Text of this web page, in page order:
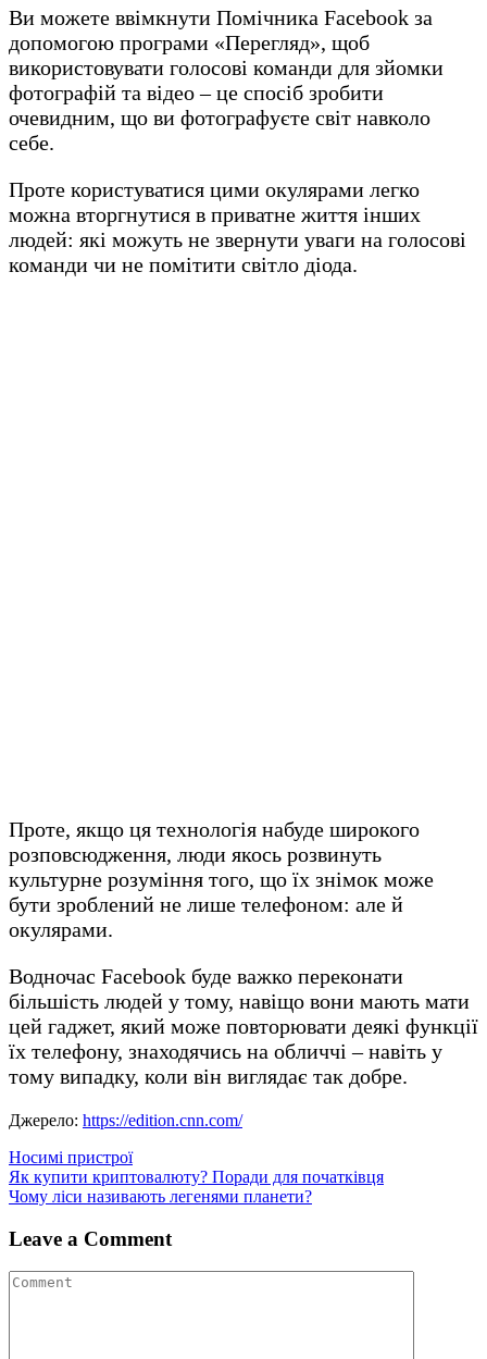
Ви можете ввімкнути Помічника Facebook за
допомогою програми «Перегляд», щоб
використовувати голосові команди для зйомки
фотографій та відео – це спосіб зробити
очевидним, що ви фотографуєте світ навколо
себе.
Проте користуватися цими окулярами легко
можна вторгнутися в приватне життя інших
людей: які можуть не звернути уваги на голосові
команди чи не помітити світло діода.
Проте, якщо ця технологія набуде широкого
розповсюдження, люди якось розвинуть
культурне розуміння того, що їх знімок може
бути зроблений не лише телефоном: але й
окулярами.
Водночас Facebook буде важко переконати
більшість людей у ​​тому, навіщо вони мають мати
цей гаджет, який може повторювати деякі функції
їх телефону, знаходячись на обличчі – навіть у
тому випадку, коли він виглядає так добре.
Джерело: https://edition.cnn.com/
Носимі пристрої
Навігація
записів
Як купити криптовалюту? Поради для початківця
Чому ліси називають легенями планети?
Leave a Comment